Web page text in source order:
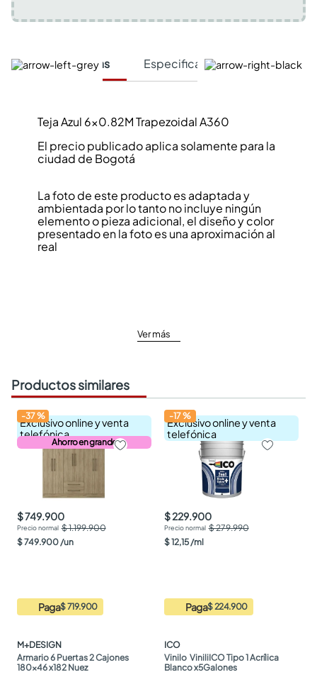
Características Especificaciones Técnicas
Teja Azul 6x0.82M Trapezoidal A360
El precio publicado aplica solamente para la
ciudad de Bogotá
La foto de este producto es adaptada y
ambientada por lo tanto no incluye ningún
elemento o pieza adicional, el diseño y color
presentado en la foto es una aproximación al
real
Ver más
Productos similares
Exclusivo online y venta
telefónica
Ahorro en grande
-37%
$ 749.900
$ 1.199.900
$749.900 /un
Paga$ 719.900
M+DESIGN
Armario 6 Puertas 2 Cajones
180x46 x182 Nuez
Exclusivo online y venta
telefónica
-17%
$ 229.900
$ 279.990
$12,15 /ml
Paga$ 224.900
ICO
Vinilo  ViniliICO Tipo 1 Acrílica
Blanco x5Galones